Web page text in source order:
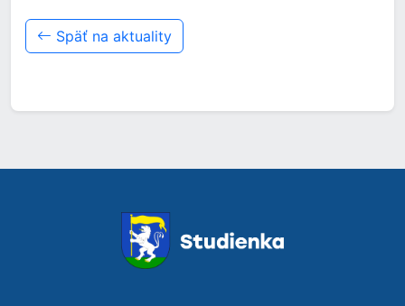
Späť na aktuality